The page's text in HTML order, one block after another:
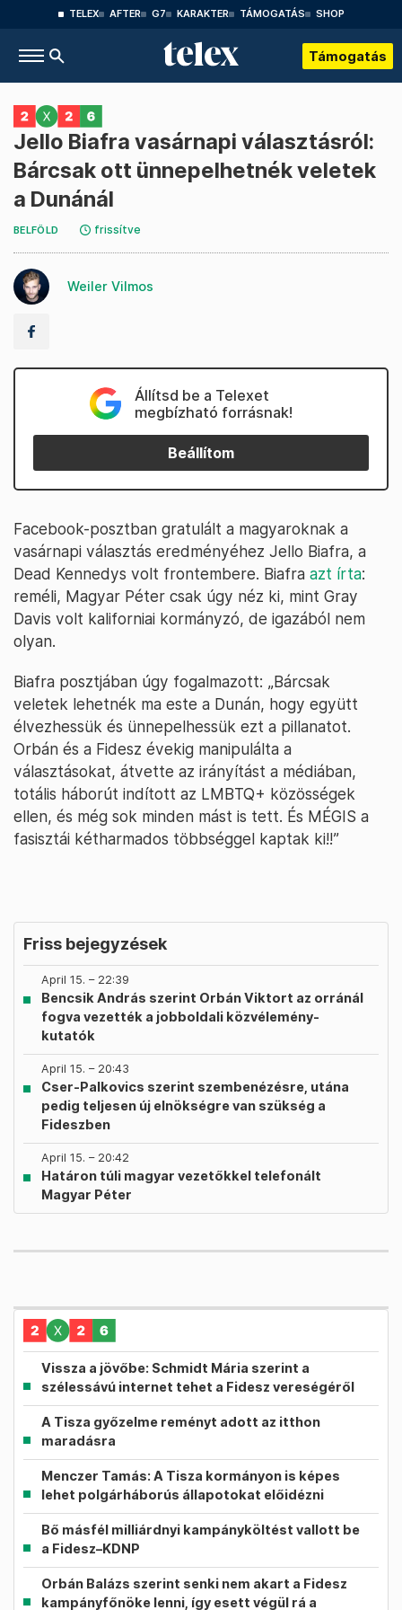
TELEX AFTER G7 KARAKTER TÁMOGATÁS SHOP
Támogatás
Jello Biafra vasárnapi választásról:
Bárcsak ott ünnepelhetnék veletek
a Dunánál
BELFÖLD frissítve
Weiler Vilmos
Állítsd be a Telexet
megbízható forrásnak!
Beállítom
Facebook-posztban gratulált a magyaroknak a
vasárnapi választás eredményéhez Jello Biafra, a
Dead Kennedys volt frontembere. Biafra azt írta:
reméli, Magyar Péter csak úgy néz ki, mint Gray
Davis volt kaliforniai kormányzó, de igazából nem
olyan.
Biafra posztjában úgy fogalmazott: „Bárcsak
veletek lehetnék ma este a Dunán, hogy együtt
élvezhessük és ünnepelhessük ezt a pillanatot.
Orbán és a Fidesz évekig manipulálta a
választásokat, átvette az irányítást a médiában,
totális háborút indított az LMBTQ+ közösségek
ellen, és még sok minden mást is tett. És MÉGIS a
fasisztái kétharmados többséggel kaptak ki!!”
Friss bejegyzések
April 15. – 22:39
Bencsik András szerint Orbán Viktort az orránál
fogva vezették a jobboldali közvélemény-
kutatók
April 15. – 20:43
Cser-Palkovics szerint szembenézésre, utána
pedig teljesen új elnökségre van szükség a
Fideszben
April 15. – 20:42
Határon túli magyar vezetőkkel telefonált
Magyar Péter
Vissza a jövőbe: Schmidt Mária szerint a
szélessávú internet tehet a Fidesz vereségéről
A Tisza győzelme reményt adott az itthon
maradásra
Menczer Tamás: A Tisza kormányon is képes
lehet polgárháborús állapotokat előidézni
Bő másfél milliárdnyi kampányköltést vallott be
a Fidesz–KDNP
Orbán Balázs szerint senki nem akart a Fidesz
kampányfőnöke lenni, így esett végül rá a